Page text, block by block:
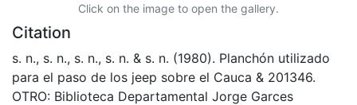
Click on the image to open the gallery.
Citation
s. n., s. n., s. n., s. n. & s. n. (1980). Planchón utilizado
para el paso de los jeep sobre el Cauca & 201346.
OTRO: Biblioteca Departamental Jorge Garces